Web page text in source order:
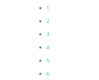
1
2
3
4
5
6